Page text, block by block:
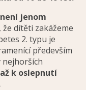
jenom
dítěti zakážeme
2. typu je
především
nejhorších
k oslepnutí